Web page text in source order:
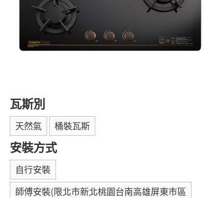
瓦斯別
天然氣 桶裝瓦斯
安裝方式
自行安裝
師傅安裝(限北市新北桃園台南高雄屏東市區